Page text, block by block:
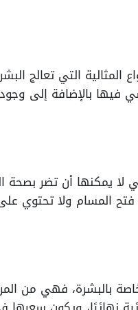
المثالية التي تعالج
فيها بالإضافة إلى
لا يمكنها أن تضر بصحة
فتح المسام ولا تحتوي
بالبشرة، فهي من